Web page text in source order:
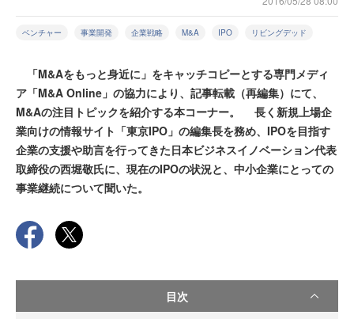
ベンチャー 事業開発 企業戦略 M&A IPO リビングデッド
「M&Aをもっと身近に」をキャッチコピーとする専門メディ
ア「M&A Online」の協力により、記事転載（再編集）にて、
M&Aの注目トピックを紹介する本コーナー。 長く新規上場企
業向けの情報サイト「東京IPO」の編集長を務め、IPOを目指す
企業の支援や助言を行ってきた日本ビジネスイノベーション代表
取締役の西堀敬氏に、現在のIPOの状況と、中小企業にとっての
事業継続について聞いた。
目次